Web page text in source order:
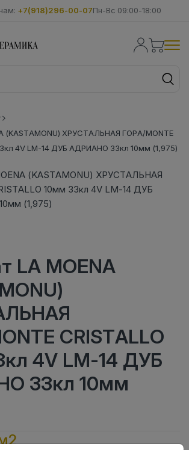
+7(918)296-00-07Пн-Вс 09:00-18:00
(KASTAMONU) ХРУСТАЛЬНАЯ ГОРА/MONTE
4V LM-14 ДУБ АДРИАНО 33кл 10мм (1,975)
LA MOENA
CRISTALLO
4V LM-14 ДУБ
33кл 10мм